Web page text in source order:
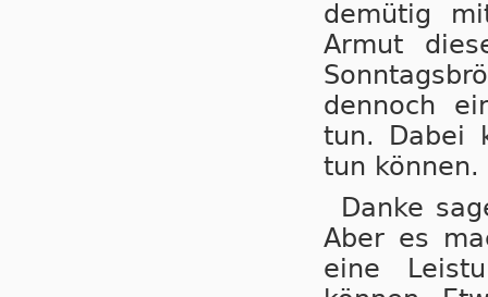
demütig
Armut
dennoch
tun. Dabei
tun können.
Danke
Aber es
eine